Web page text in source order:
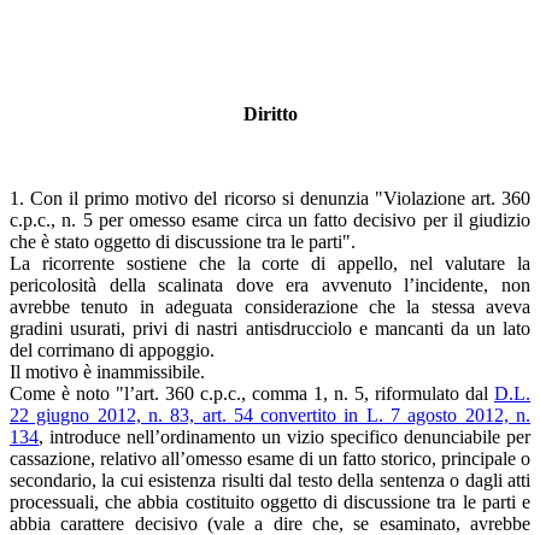
Diritto
1. Con il primo motivo del ricorso si denunzia "Violazione art. 360
c.p.c., n. 5 per omesso esame circa un fatto decisivo per il giudizio
che è stato oggetto di discussione tra le parti".
La ricorrente sostiene che la corte di appello, nel valutare la
pericolosità della scalinata dove era avvenuto l’incidente, non
avrebbe tenuto in adeguata considerazione che la stessa aveva
gradini usurati, privi di nastri antisdrucciolo e mancanti da un lato
del corrimano di appoggio.
Il motivo è inammissibile.
Come è noto "l’art. 360 c.p.c., comma 1, n. 5, riformulato dal D.L.
22 giugno 2012, n. 83, art. 54 convertito in L. 7 agosto 2012, n.
134, introduce nell’ordinamento un vizio specifico denunciabile per
cassazione, relativo all’omesso esame di un fatto storico, principale o
secondario, la cui esistenza risulti dal testo della sentenza o dagli atti
processuali, che abbia costituito oggetto di discussione tra le parti e
abbia carattere decisivo (vale a dire che, se esaminato, avrebbe